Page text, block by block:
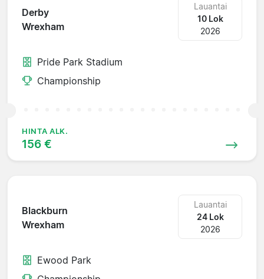
Derby
Wrexham
Lauantai
10 Lok
2026
Pride Park Stadium
Championship
HINTA ALK.
156 €
Blackburn
Wrexham
Lauantai
24 Lok
2026
Ewood Park